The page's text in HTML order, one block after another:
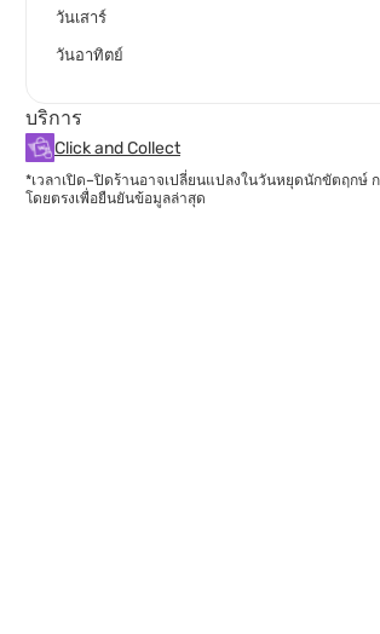
วันเสาร์
วันอาทิตย์
บริการ
Click and Collect
*เวลาเปิด–ปิดร้านอาจเปลี่ยนแปลงในวันหยุดนักขัตฤกษ์
โดยตรงเพื่อยืนยันข้อมูลล่าสุด